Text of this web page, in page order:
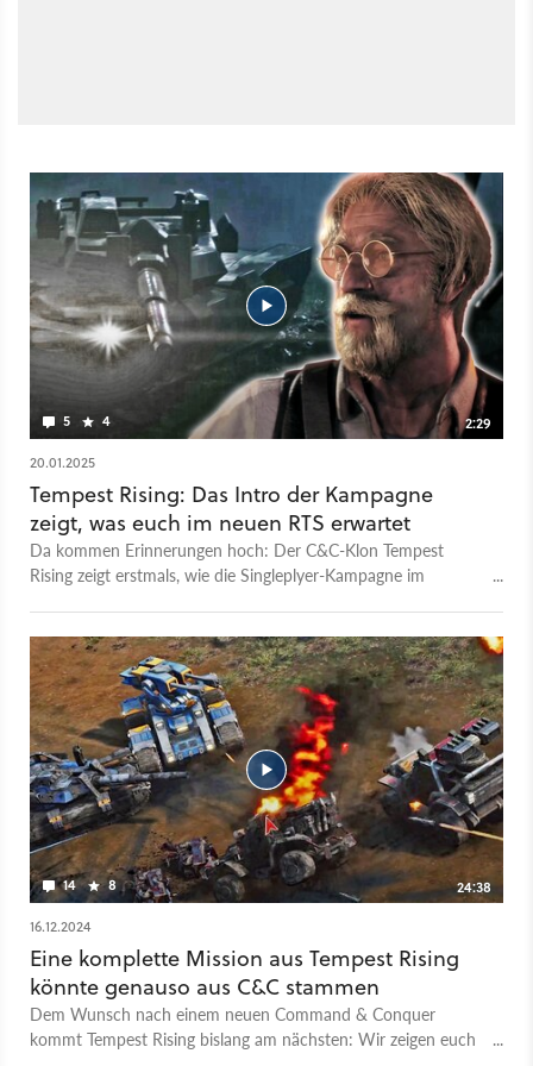
5 4
2:29
20.01.2025
Tempest Rising: Das Intro der Kampagne
zeigt, was euch im neuen RTS erwartet
Da kommen Erinnerungen hoch: Der C&C-Klon Tempest
Rising zeigt erstmals, wie die Singleplyer-Kampagne im
einige Parallelen zu Command & Conquer auf. Die beiden
verfeindeten Fraktionen des Spiels, das beiden gegenüber
feindlich eingestellte Alien-Volk und der zerstreute Professor
lassen einen sofort an das goldene Zeitalter der Echtzeit-
Strategie unter Westwood Studios zurückdenken. Doch
wichtiger als das Intro ist die Frage, wie sich Tempest Rising
spielt. Anhand einer neuen Demo konnte GameStar Plus dies
bereits für euch beantworten.
14 8
24:38
16.12.2024
Eine komplette Mission aus Tempest Rising
könnte genauso aus C&C stammen
Dem Wunsch nach einem neuen Command & Conquer
kommt Tempest Rising bislang am nächsten: Wir zeigen euch